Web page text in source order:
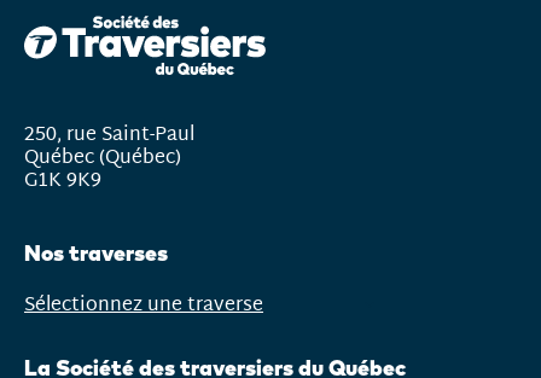
250, rue Saint-Paul
Québec (Québec)
G1K 9K9
Nos traverses
Ouvrir
Sélectionnez une traverse
La Société des traversiers du Québec